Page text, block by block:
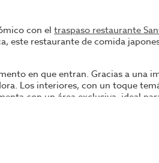
con el traspaso restaurante
restaurante de comida
en que entran. Gracias a una
Los interiores, con un toque
con un área exclusiva, ideal
única, refleja el compromiso con